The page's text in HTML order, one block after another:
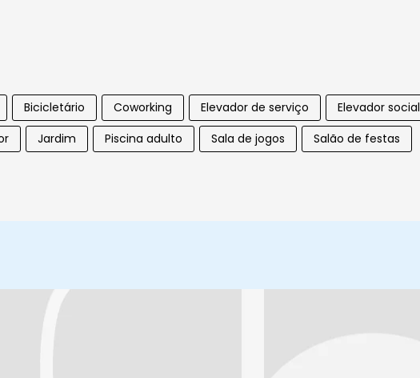
Bicicletário Coworking Elevador de serviço
Elevador social
Jardim Piscina adulto Sala de jogos Salão de festas